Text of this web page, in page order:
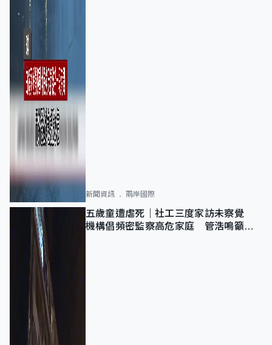
新聞資訊 兩岸國際
五歲童遭虐死｜社工三度家訪未察覺
機構倡頻密監察高危家庭 管浩鳴籲加